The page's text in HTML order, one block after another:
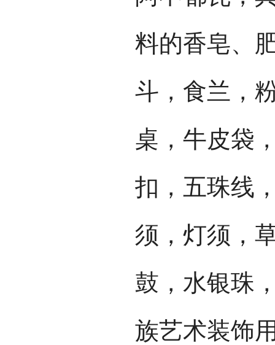
料的香皂、
斗，食兰，
桌，牛皮袋
扣，五珠线
须，灯须，
鼓，水银珠
族艺术装饰